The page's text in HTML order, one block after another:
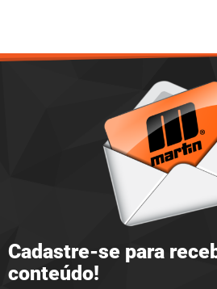
Cadastre-se para
conteúdo!